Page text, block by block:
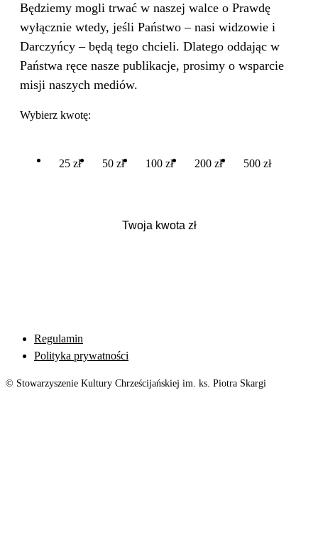
Będziemy mogli trwać w naszej walce o Prawdę
wyłącznie wtedy, jeśli Państwo – nasi widzowie i
Darczyńcy – będą tego chcieli. Dlatego oddając w
Państwa ręce nasze publikacje, prosimy o wsparcie
misji naszych mediów.
Wybierz kwotę:
25 zł 50 zł 100 zł 200 zł 500 zł
Regulamin
Polityka prywatności
© Stowarzyszenie Kultury Chrześcijańskiej im. ks. Piotra Skargi